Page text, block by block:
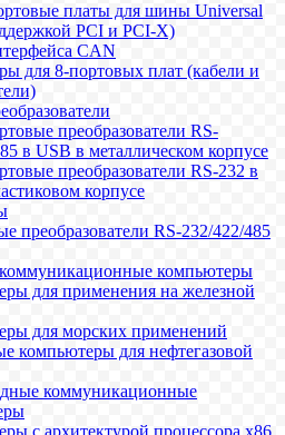
платы для шины Universal
PCI и PCI-X)
CAN
для 8-портовых плат (кабели и
преобразователи RS-
в USB в металлическом корпусе
преобразователи RS-232 в
корпусе
преобразователи RS-232/422/485
компьютеры
для применения на железной
для морских применений
компьютеры для нефтегазовой
коммуникационные
с архитектурой процессора x86